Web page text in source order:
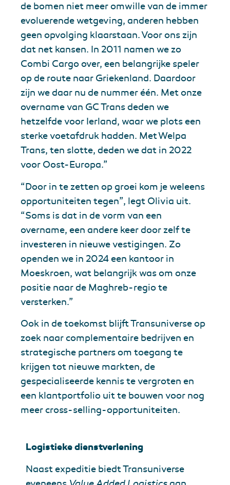
de bomen niet meer omwille van de immer
evoluerende wetgeving, anderen hebben
geen opvolging klaarstaan. Voor ons zijn
dat net kansen. In 2011 namen we zo
Combi Cargo over, een belangrijke speler
op de route naar Griekenland. Daardoor
zijn we daar nu de nummer één. Met onze
overname van GC Trans deden we
hetzelfde voor Ierland, waar we plots een
sterke voetafdruk hadden. Met Welpa
Trans, ten slotte, deden we dat in 2022
voor Oost-Europa.”
“Door in te zetten op groei kom je weleens
opportuniteiten tegen”, legt Olivia uit.
“Soms is dat in de vorm van een
overname, een andere keer door zelf te
investeren in nieuwe vestigingen. Zo
openden we in 2024 een kantoor in
Moeskroen, wat belangrijk was om onze
positie naar de Maghreb-regio te
versterken.”
Ook in de toekomst blijft Transuniverse op
zoek naar complementaire bedrijven en
strategische partners om toegang te
krijgen tot nieuwe markten, de
gespecialiseerde kennis te vergroten en
een klantportfolio uit te bouwen voor nog
meer cross-selling-opportuniteiten.
Logistieke dienstverlening
Naast expeditie biedt Transuniverse